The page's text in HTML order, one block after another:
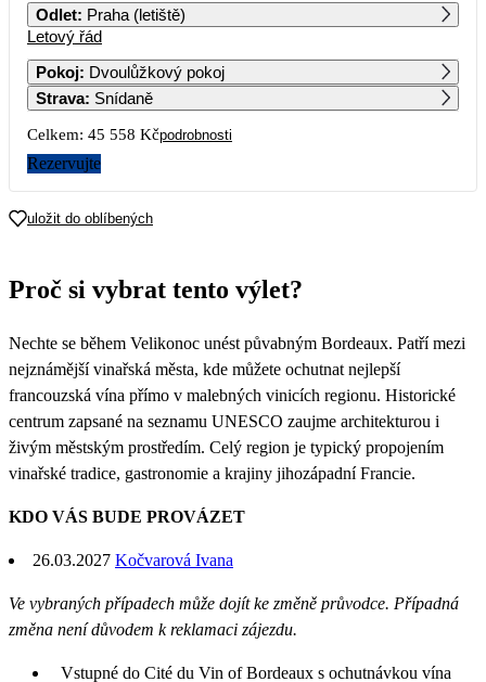
8
22
Odlet: Praha (letiště)
Letový řád
Pokoj: Dvoulůžkový pokoj
Strava: Snídaně
Celkem: 45 558 Kčpodrobnosti
Rezervujte
uložit do oblíbených
Proč si vybrat tento výlet?
Nechte se během Velikonoc unést půvabným Bordeaux. Patří mezi
nejznámější vinařská města, kde můžete ochutnat nejlepší
francouzská vína přímo v malebných vinicích regionu. Historické
centrum zapsané na seznamu UNESCO zaujme architekturou i
živým městským prostředím. Celý region je typický propojením
vinařské tradice, gastronomie a krajiny jihozápadní Francie.
KDO VÁS BUDE PROVÁZET
26.03.2027 Kočvarová Ivana
Ve vybraných případech může dojít ke změně průvodce. Případná
změna není důvodem k reklamaci zájezdu.
Vstupné do Cité du Vin of Bordeaux s ochutnávkou vína